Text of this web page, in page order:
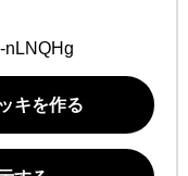
nLNQHg
キを作る